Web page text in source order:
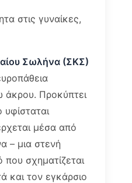
στις γυναίκες,
Σωλήνα (ΣΚΣ)
άκρου. Προκύπτει
μέσα από
– μια στενή
σχηματίζεται
και τον εγκάρσιο